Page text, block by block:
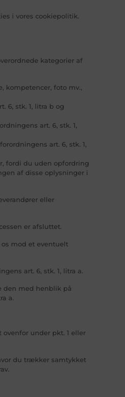
i vores cookiepolitik.
kategorier af
kompetencer, foto mv.,
6, stk. 1, litra b og
art. 6, stk. 1,
art. 6, stk. 1,
fordi du uden opfordring
af disse oplysninger i
eller
er afsluttet.
mod et eventuelt
art. 6, stk. 1, litra a.
den med henblik på
a.
under pkt. 1 eller
du trækker samtykket